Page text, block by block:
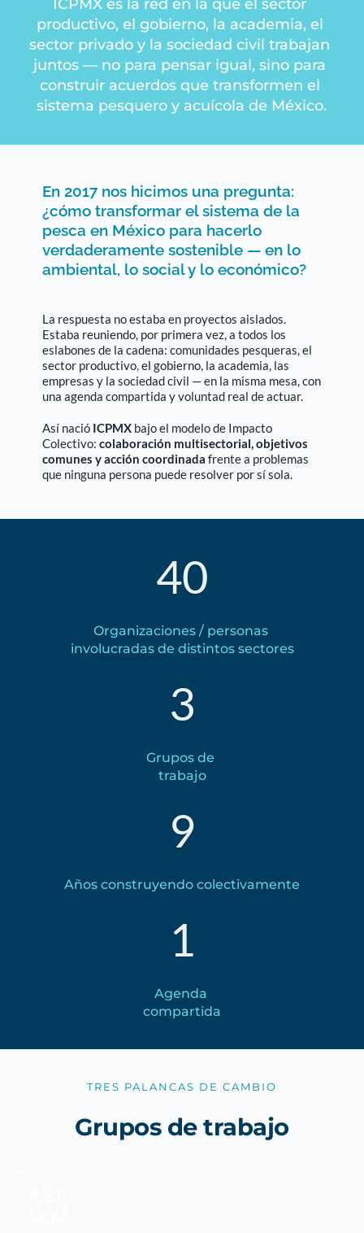
ICPMX es la red en la que el sector
productivo, el gobierno, la academia, el
sector privado y la sociedad civil trabajan
juntos — no para pensar igual, sino para
construir acuerdos que transformen el
sistema pesquero y acuícola de México.
En 2017 nos hicimos una pregunta:
¿cómo transformar el sistema de la
pesca en México para hacerlo
verdaderamente sostenible — en lo
ambiental, lo social y lo económico?
La respuesta no estaba en proyectos aislados.
Estaba reuniendo, por primera vez, a todos los
eslabones de la cadena: comunidades pesqueras, el
sector productivo, el gobierno, la academia, las
empresas y la sociedad civil — en la misma mesa, con
una agenda compartida y voluntad real de actuar.
Así nació ICPMX bajo el modelo de Impacto
Colectivo: colaboración multisectorial, objetivos
comunes y acción coordinada frente a problemas
que ninguna persona puede resolver por sí sola.
40
Organizaciones / personas
involucradas de distintos sectores
3
Grupos de
trabajo
9
Años construyendo colectivamente
1
Agenda
compartida
TRES PALANCAS DE CAMBIO
Grupos de trabajo